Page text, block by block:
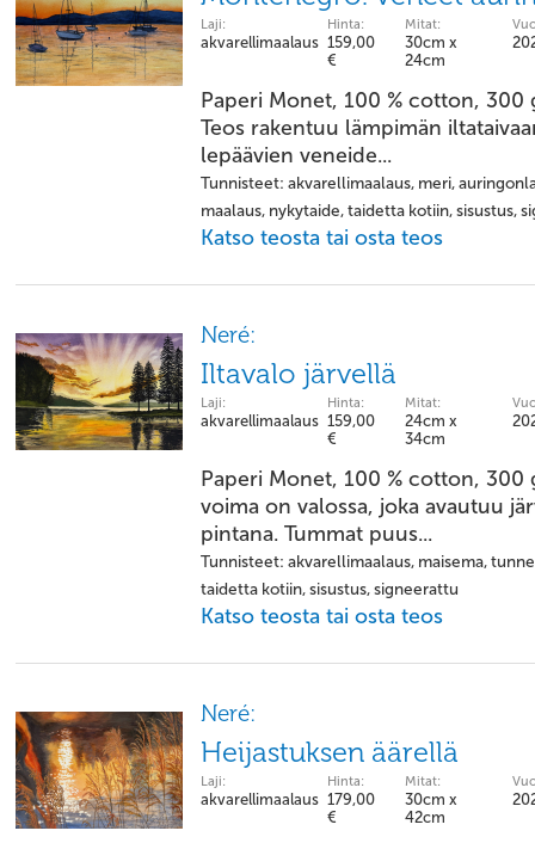
Laji:
akvarellimaalaus
Hinta:
159,00
€
Mitat:
30cm x
24cm
Paperi Monet, 100 % cotton, 300
Teos rakentuu lämpimän
lepäävien veneide...
Tunnisteet: akvarellimaalaus, meri,
maalaus, nykytaide, taidetta kotiin, sisustus,
Katso teosta tai osta teos
Neré:
Iltavalo järvellä
Laji:
akvarellimaalaus
Hinta:
159,00
€
Mitat:
24cm x
34cm
Paperi Monet, 100 % cotton, 300
voima on valossa, joka avautuu
pintana. Tummat puus...
Tunnisteet: akvarellimaalaus, maisema,
taidetta kotiin, sisustus, signeerattu
Katso teosta tai osta teos
Neré:
Heijastuksen äärellä
Laji:
akvarellimaalaus
Hinta:
179,00
€
Mitat:
30cm x
42cm